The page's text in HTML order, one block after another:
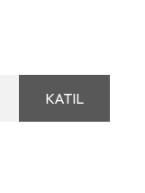
KATIL